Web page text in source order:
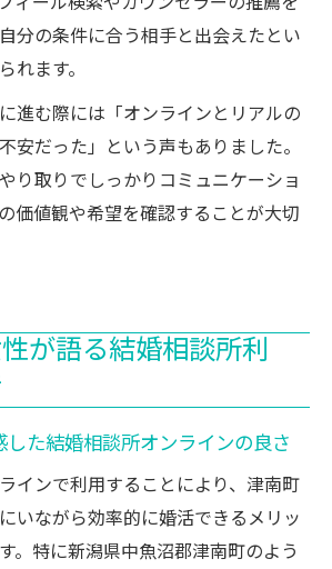
分の条件に合う相手と出会えたとい
れます。
進む際には「オンラインとリアルの
安だった」という声もありました。
り取りでしっかりコミュニケーショ
価値観や希望を確認することが大切
が語る結婚相談所利
た結婚相談所オンラインの良さ
インで利用することにより、津南町
いながら効率的に婚活できるメリッ
。特に新潟県中魚沼郡津南町のよう